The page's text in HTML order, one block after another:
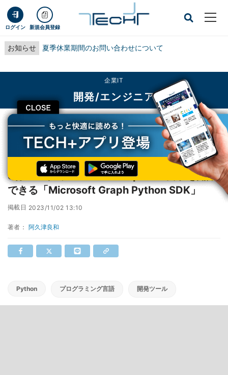
ログイン 新規会員登録
お知らせ 夏季休業期間のお問い合わせについて
CLOSE
企業IT
開発/エンジニア
TECH+ 企業IT
開発/エンジニア
5行コードでMicrosoft Graphへの要求を開始できる「Microsoft Graph
5行コードでMicrosoft Graphへの要求を開始
できる「Microsoft Graph Python SDK」
掲載日 2023/11/02 13:10
著者： 阿久津良和
Python プログラミング言語 開発ツール